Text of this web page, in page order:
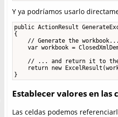
Y ya podríamos usarlo
public ActionResult
{
    // Generate the workbook...
var workbook =
// ... and return it to
return new
}
Establecer valores en las
Las celdas podemos